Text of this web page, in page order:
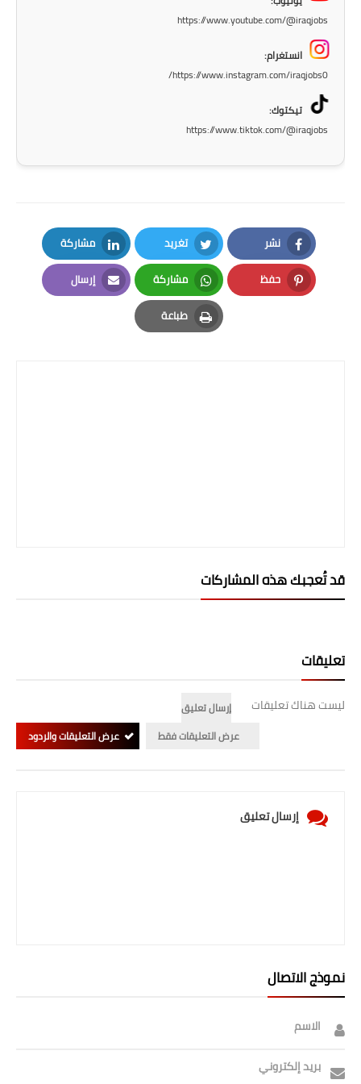
اخبار وقرارات وزارة التعليم
استمارة القبول المركزي
نتائج القبول المركزي
الطقس
العطل
https://www.youtube.com/@iraqjobs
انستغرام:
https://www.instagram.com/iraqjobs0/
تيكتوك:
https://www.tiktok.com/@iraqjobs
نشر
Facebook
تغريد
Twitter
مشاركة
LinkedIn
حفظ
Pinterest
مشاركة
Whatsapp
إرسال
Email
طباعة
Print
قد تُعجبك هذه المشاركات
تعليقات
ليست هناك تعليقات
إرسال تعليق
عرض التعليقات فقط
عرض التعليقات والردود
إرسال تعليق
نموذج الاتصال
الاسم
بريد إلكتروني